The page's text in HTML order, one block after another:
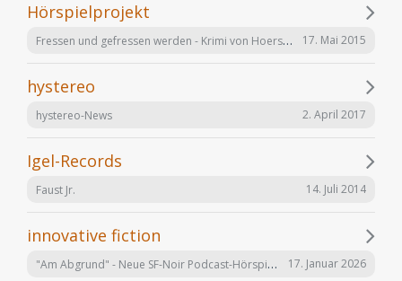
Hörspielprojekt
Fressen und gefressen werden - Krimi von Hoerspielprojekt.de 17. Mai 2015
hystereo
hystereo-News 2. April 2017
Igel-Records
Faust Jr. 14. Juli 2014
innovative fiction
"Am Abgrund" - Neue SF-Noir Podcast-Hörspielserie 17. Januar 2026